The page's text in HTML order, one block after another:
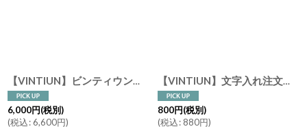
ES63]
【VINTIUN】ビンティウン 名入れ注文 スターライト 17. COUPLE カップル 木製星型ライト スペイン製
6,000円(税別)
(税込:6,600円)
【VINTIUN】文字入れ注文 メッセージプレート ハートS カスタム ビンティウン ウッドプレート スペイン
800円(税別)
(税込: 880円)